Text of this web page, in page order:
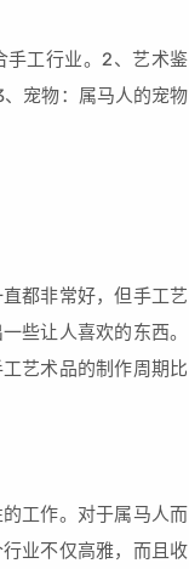
工行业。2、艺术鉴
宠物：属马人的宠物
都非常好，但手工艺
些让人喜欢的东西。
艺术品的制作周期比
工作。对于属马人而
业不仅高雅，而且收